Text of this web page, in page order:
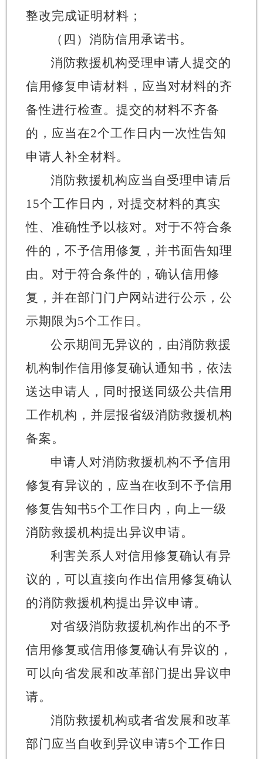
整改完成证明材料；
（四）消防信用承诺书。
消防救援机构受理申请人提交的
信用修复申请材料，应当对材料的齐
备性进行检查。提交的材料不齐备
的，应当在2个工作日内一次性告知
申请人补全材料。
消防救援机构应当自受理申请后
15个工作日内，对提交材料的真实
性、准确性予以核对。对于不符合条
件的，不予信用修复，并书面告知理
由。对于符合条件的，确认信用修
复，并在部门门户网站进行公示，公
示期限为5个工作日。
公示期间无异议的，由消防救援
机构制作信用修复确认通知书，依法
送达申请人，同时报送同级公共信用
工作机构，并层报省级消防救援机构
备案。
申请人对消防救援机构不予信用
修复有异议的，应当在收到不予信用
修复告知书5个工作日内，向上一级
消防救援机构提出异议申请。
利害关系人对信用修复确认有异
议的，可以直接向作出信用修复确认
的消防救援机构提出异议申请。
对省级消防救援机构作出的不予
信用修复或信用修复确认有异议的，
可以向省发展和改革部门提出异议申
请。
消防救援机构或者省发展和改革
部门应当自收到异议申请5个工作日